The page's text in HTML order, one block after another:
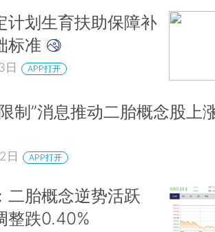
计划生育扶助保障补
标准
日 APP打开
制”消息推动二胎概念股上
日 APP打开
二胎概念逆势活跃
整跌0.40%